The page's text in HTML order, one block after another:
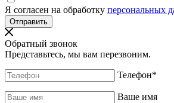
Я согласен на обработку персональных
Обратный звонок
Представьтесь, мы вам перезвоним.
Телефон*
Ваше имя